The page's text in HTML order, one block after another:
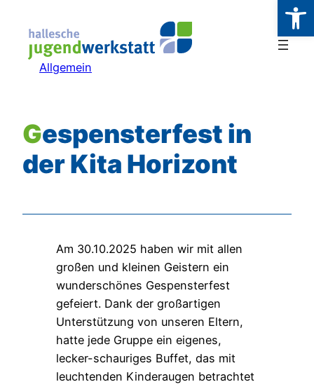
Inhalt
springenAllgemein
Gespensterfest in
der Kita Horizont
Am 30.10.2025 haben wir mit allen
großen und kleinen Geistern ein
wunderschönes Gespensterfest
gefeiert. Dank der großartigen
Unterstützung von unseren Eltern,
hatte jede Gruppe ein eigenes,
lecker-schauriges Buffet, das mit
leuchtenden Kinderaugen betrachtet